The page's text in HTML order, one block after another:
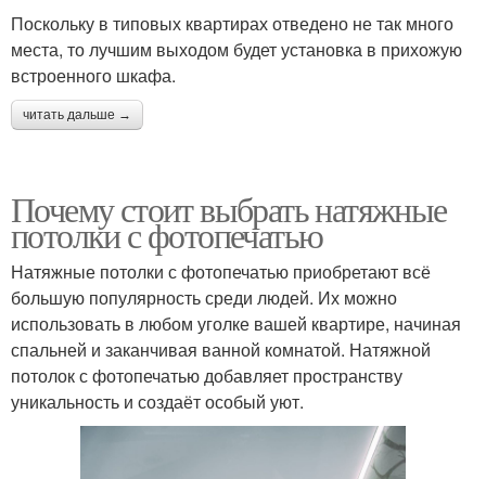
Поскольку в типовых квартирах отведено не так много
места, то лучшим выходом будет установка в прихожую
встроенного шкафа.
читать дальше →
Почему стоит выбрать натяжные
потолки с фотопечатью
Натяжные потолки с фотопечатью приобретают всё
большую популярность среди людей. Их можно
использовать в любом уголке вашей квартире, начиная
спальней и заканчивая ванной комнатой. Натяжной
потолок с фотопечатью добавляет пространству
уникальность и создаёт особый уют.